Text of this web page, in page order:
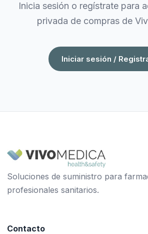
Inicia sesión o regístrate para
privada de compras de
Iniciar sesión /
Soluciones de suministro para
profesionales sanitarios.
Contacto